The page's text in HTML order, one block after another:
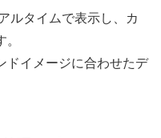
ルタイムで表示し、カ
ドイメージに合わせたデ